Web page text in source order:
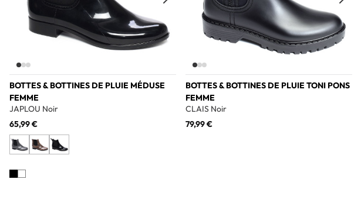
BOTTES & BOTTINES DE PLUIE MÉDUSE
FEMME
JAPLOU Noir
65,99 €
BOTTES & BOTTINES DE PLUIE TONI PONS
FEMME
CLAIS Noir
79,99 €